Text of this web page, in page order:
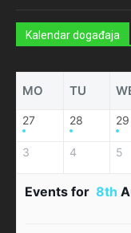
Kalendar događaja
MO TU
27 28 29
3 4 5
Events for 8th